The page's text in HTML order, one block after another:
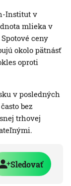
Institut v
mlieka v
ceny
okolo pätnásť
oproti
v posledných
bez
trhovej
Sledovať